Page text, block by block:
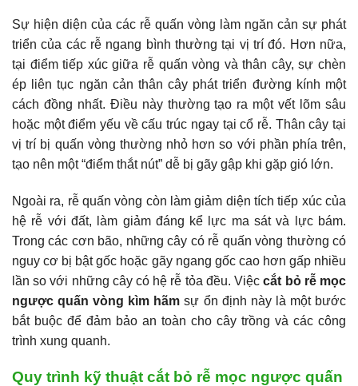
Sự hiện diện của các rễ quấn vòng làm ngăn cản sự phát
triển của các rễ ngang bình thường tại vị trí đó. Hơn nữa,
tại điểm tiếp xúc giữa rễ quấn vòng và thân cây, sự chèn
ép liên tục ngăn cản thân cây phát triển đường kính một
cách đồng nhất. Điều này thường tạo ra một vết lõm sâu
hoặc một điểm yếu về cấu trúc ngay tại cổ rễ. Thân cây tại
vị trí bị quấn vòng thường nhỏ hơn so với phần phía trên,
tạo nên một “điểm thắt nút” dễ bị gãy gập khi gặp gió lớn.
Ngoài ra, rễ quấn vòng còn làm giảm diện tích tiếp xúc của
hệ rễ với đất, làm giảm đáng kể lực ma sát và lực bám.
Trong các cơn bão, những cây có rễ quấn vòng thường có
nguy cơ bị bật gốc hoặc gãy ngang gốc cao hơn gấp nhiều
lần so với những cây có hệ rễ tỏa đều. Việccắt bỏ rễ mọc
ngược quấn vòng kìm hãm sự ổn định này là một bước
bắt buộc để đảm bảo an toàn cho cây trồng và các công
trình xung quanh.
Quy trình kỹ thuật cắt bỏ rễ mọc ngược quấn